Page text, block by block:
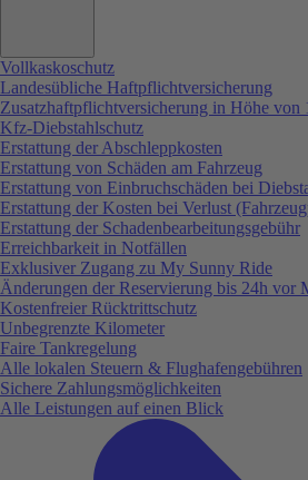
Vollkaskoschutz
Landesübliche Haftpflichtversicherung
Zusatzhaftpflichtversicherung in Höhe von
Kfz-Diebstahlschutz
Erstattung der Abschleppkosten
Erstattung von Schäden am Fahrzeug
Erstattung von Einbruchschäden bei
Erstattung der Kosten bei Verlust
Erstattung der Schadenbearbeitungsgebühr
Erreichbarkeit in Notfällen
Exklusiver Zugang zu My Sunny Ride
Änderungen der Reservierung bis 24h vor
Kostenfreier Rücktrittschutz
Unbegrenzte Kilometer
Faire Tankregelung
Alle lokalen Steuern & Flughafengebühren
Sichere Zahlungsmöglichkeiten
Alle Leistungen auf einen Blick